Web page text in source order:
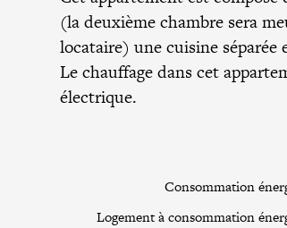
(la deuxième chambre sera
locataire) une cuisine séparée
Le chauffage dans cet
électrique.
Consommation
Logement à consommation